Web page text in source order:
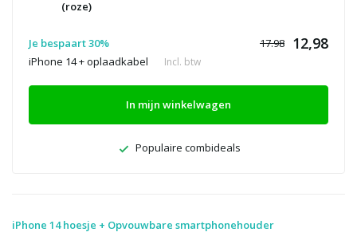
(roze)
Je bespaart 30% 17.98 12,98
iPhone 14 + oplaadkabel Incl. btw
In mijn winkelwagen
Populaire combideals
iPhone 14 hoesje + Opvouwbare smartphonehouder